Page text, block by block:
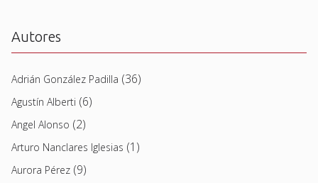
Autores
Adrián González Padilla (36)
Agustín Alberti (6)
Angel Alonso (2)
Arturo Nanclares Iglesias (1)
Aurora Pérez (9)